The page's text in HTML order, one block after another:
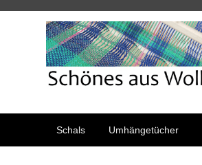
Schals Umhängetücher